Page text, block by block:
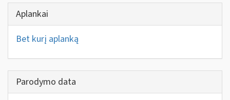
Aplankai
Bet kurį aplanką
Parodymo data